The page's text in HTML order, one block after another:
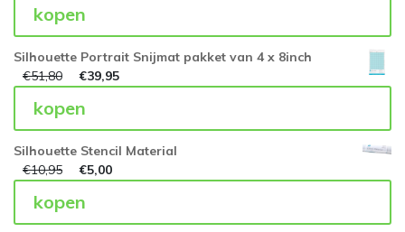
kopen
Silhouette Portrait Snijmat pakket van 4 x 8inch
€51,80 €39,95
kopen
Silhouette Stencil Material
€10,95 €5,00
kopen